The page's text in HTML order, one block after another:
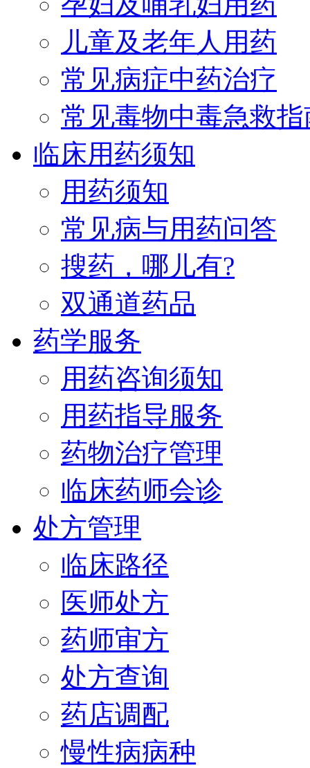
儿童及老年人用药
常见病症中药治疗
常见毒物中毒急救指
临床用药须知
用药须知
常见病与用药问答
搜药，哪儿有?
双通道药品
药学服务
用药咨询须知
用药指导服务
药物治疗管理
临床药师会诊
处方管理
临床路径
医师处方
药师审方
处方查询
药店调配
慢性病病种